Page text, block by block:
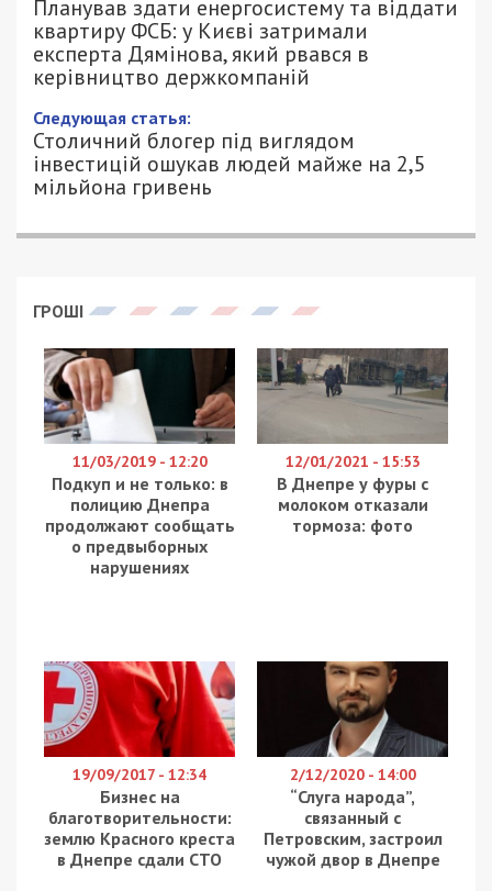
віддати квартиру ФСБ: у Києві
затримали експерта Дямінова, який
рвався в керівництво держкомпаній
8/07/2026 - 14:44
ПЕТРО ЩУКІН - СПЕЦИАЛЬНО ДЛЯ
49000.COM.UA
370
Контррозвідка Служби безпеки України та Офіс
Генерального прокурора провели спільну
операцію, затримавши “агента впливу”
профільних підприємствах та уродженець РФ.
Чоловік намагався проникнути до керівної ланки
однієї з монопольних державних енергетичних
компаній України. Про це повідомляє49000.
Подвійне вербування: від ФСБ до воєнної
розвідки РФ
За даними слідства, фігурант потрапив у поле
зору російських спецслужб ще до початку
повномасштабного вторгнення. На етапі